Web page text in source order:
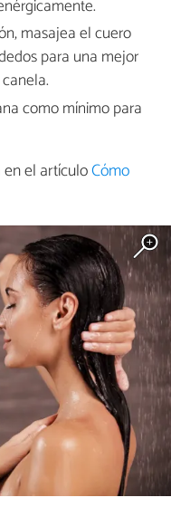
masajea el cuero
para una mejor
como mínimo para
el artículoCómo